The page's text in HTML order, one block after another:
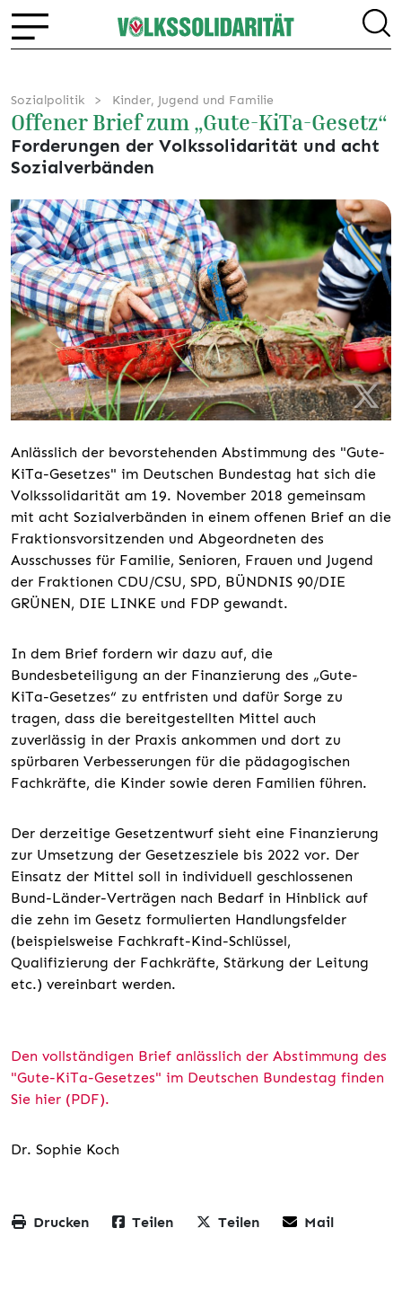
Sozialpolitik Kinder, Jugend und Familie
Offener Brief zum „Gute-KiTa-Gesetz“
Forderungen der Volkssolidarität und acht
Sozialverbänden
Anlässlich der bevorstehenden Abstimmung des "Gute-
KiTa-Gesetzes" im Deutschen Bundestag hat sich die
Volkssolidarität am 19. November 2018 gemeinsam
mit acht Sozialverbänden in einem offenen Brief an die
Fraktionsvorsitzenden und Abgeordneten des
Ausschusses für Familie, Senioren, Frauen und Jugend
der Fraktionen CDU/CSU, SPD, BÜNDNIS 90/DIE
GRÜNEN, DIE LINKE und FDP gewandt.
In dem Brief fordern wir dazu auf, die
Bundesbeteiligung an der Finanzierung des „Gute-
KiTa-Gesetzes“ zu entfristen und dafür Sorge zu
tragen, dass die bereitgestellten Mittel auch
zuverlässig in der Praxis ankommen und dort zu
spürbaren Verbesserungen für die pädagogischen
Fachkräfte, die Kinder sowie deren Familien führen.
Der derzeitige Gesetzentwurf sieht eine Finanzierung
zur Umsetzung der Gesetzesziele bis 2022 vor. Der
Einsatz der Mittel soll in individuell geschlossenen
Bund-Länder-Verträgen nach Bedarf in Hinblick auf
die zehn im Gesetz formulierten Handlungsfelder
(beispielsweise Fachkraft-Kind-Schlüssel,
Qualifizierung der Fachkräfte, Stärkung der Leitung
etc.) vereinbart werden.
Den vollständigen Brief anlässlich der Abstimmung des
"Gute-KiTa-Gesetzes" im Deutschen Bundestag finden
Sie hier (PDF).
Dr. Sophie Koch
Drucken Teilen Teilen Mail